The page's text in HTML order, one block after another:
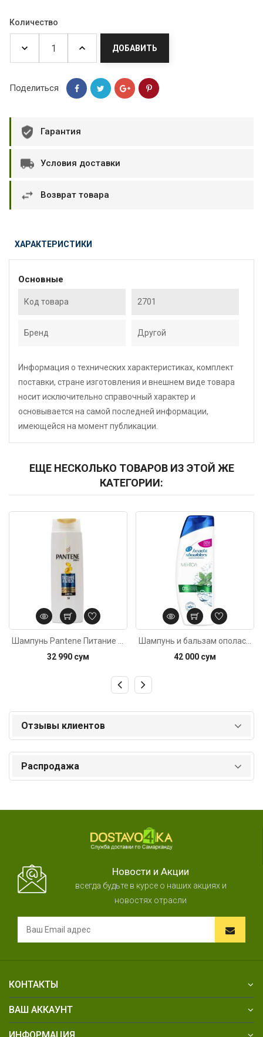
Количество
ДОБАВИТЬ
Поделиться
Гарантия
Условия доставки
Возврат товара
ХАРАКТЕРИСТИКИ
Основные
Код товара 2701
Бренд Другой
Информация о технических характеристиках, комплект
поставки, стране изготовления и внешнем виде товара
носит исключительно справочный характер и
основывается на самой последней информации,
имеющейся на момент публикации.
ЕЩЕ НЕСКОЛЬКО ТОВАРОВ ИЗ ЭТОЙ ЖЕ
КАТЕГОРИИ:
32 990 сум
42 000 сум
Отзывы клиентов
Распродажа
Новости и Акции
всегда будьте в курсе о наших акциях и
новостях отрасли
КОНТАКТЫ
ВАШ АККАУНТ
ИНФОРМАЦИЯ